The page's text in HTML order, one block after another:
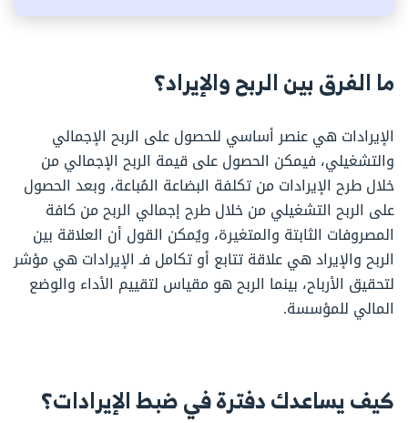
ما الفرق بين الربح والإيراد؟
الإيرادات هي عنصر أساسي للحصول على الربح الإجمالي
والتشغيلي، فيمكن الحصول على قيمة الربح الإجمالي من
خلال طرح الإيرادات من تكلفة البضاعة المُباعة، وبعد الحصول
على الربح التشغيلي من خلال طرح إجمالي الربح من كافة
المصروفات الثابتة والمتغيرة، ويُمكن القول أن العلاقة بين
الربح والإيراد هي علاقة تتابع أو تكامل فـ الإيرادات هي مؤشر
لتحقيق الأرباح، بينما الربح هو مقياس لتقييم الأداء والوضع
المالي للمؤسسة.
كيف يساعدك دفترة في ضبط الإيرادات؟